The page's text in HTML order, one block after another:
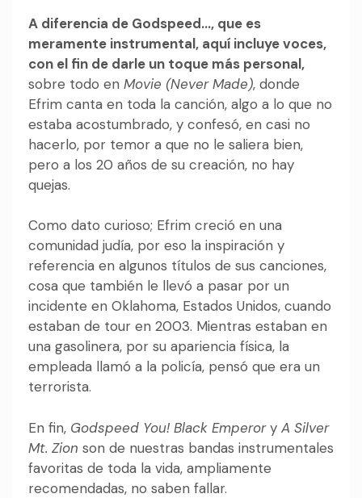
A diferencia de Godspeed…, que es
meramente instrumental, aquí incluye voces,
con el fin de darle un toque más personal,
sobre todo en Movie (Never Made), donde
Efrim canta en toda la canción, algo a lo que no
estaba acostumbrado, y confesó, en casi no
hacerlo, por temor a que no le saliera bien,
pero a los 20 años de su creación, no hay
quejas.
Como dato curioso; Efrim creció en una
comunidad judía, por eso la inspiración y
referencia en algunos títulos de sus canciones,
cosa que también le llevó a pasar por un
incidente en Oklahoma, Estados Unidos, cuando
estaban de tour en 2003. Mientras estaban en
una gasolinera, por su apariencia física, la
empleada llamó a la policía, pensó que era un
terrorista.
En fin, Godspeed You! Black Emperory A Silver
Mt. Zion son de nuestras bandas instrumentales
favoritas de toda la vida, ampliamente
recomendadas, no saben fallar.